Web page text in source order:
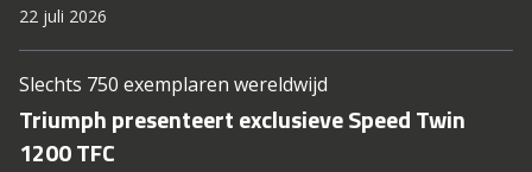
22 juli 2026
Slechts 750 exemplaren wereldwijd
Triumph presenteert exclusieve Speed Twin
1200 TFC